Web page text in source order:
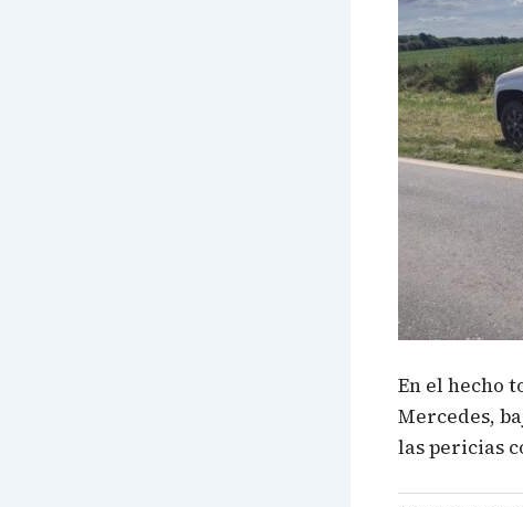
En el hecho
Mercedes,
las pericias